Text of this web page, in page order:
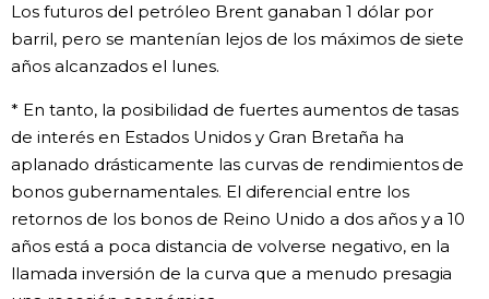
Los futuros del petróleo Brent ganaban 1 dólar por
barril, pero se mantenían lejos de los máximos de siete
años alcanzados el lunes.
* En tanto, la posibilidad de fuertes aumentos de tasas
de interés en Estados Unidos y Gran Bretaña ha
aplanado drásticamente las curvas de rendimientos de
bonos gubernamentales. El diferencial entre los
retornos de los bonos de Reino Unido a dos años y a 10
años está a poca distancia de volverse negativo, en la
llamada inversión de la curva que a menudo presagia